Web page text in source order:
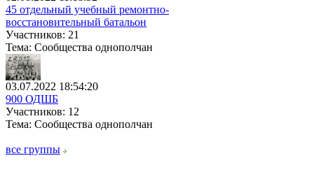
45 отдельный учебный ремонтно-
восстановительный батальон
Участников: 21
Тема: Сообщества однополчан
03.07.2022 18:54:20
900 ОДШБ
Участников: 12
Тема: Сообщества однополчан
все группы